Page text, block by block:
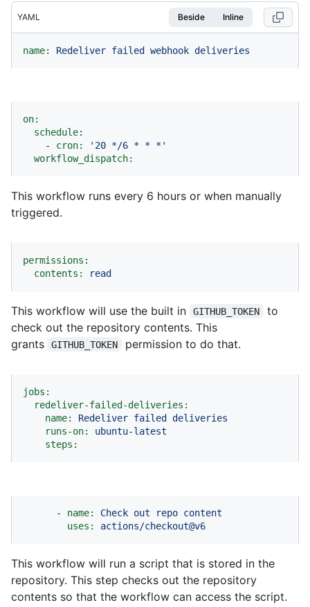
YAML Beside Inline
name: Redeliver failed webhook deliveries
on:
schedule:
-
cron:
'20 */6 * * *'
workflow_dispatch:
This workflow runs every 6 hours or when manually
triggered.
permissions:
contents:
read
This workflow will use the built in GITHUB_TOKEN
to
check out the repository contents. This
grants
GITHUB_TOKEN permission to do that.
jobs:
redeliver-failed-deliveries:
name:
Redeliver failed deliveries
runs-on:
ubuntu-latest
steps:
- name: Check out repo content
uses:
actions/checkout@v6
This workflow will run a script that is stored in the
repository. This step checks out the repository
contents so that the workflow can access the script.